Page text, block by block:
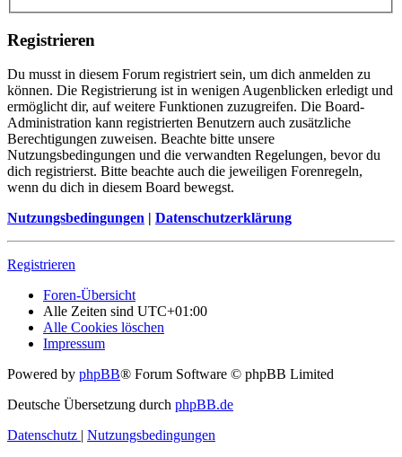
Registrieren
Du musst in diesem Forum registriert sein, um dich anmelden zu
können. Die Registrierung ist in wenigen Augenblicken erledigt und
ermöglicht dir, auf weitere Funktionen zuzugreifen. Die Board-
Administration kann registrierten Benutzern auch zusätzliche
Berechtigungen zuweisen. Beachte bitte unsere
Nutzungsbedingungen und die verwandten Regelungen, bevor du
dich registrierst. Bitte beachte auch die jeweiligen Forenregeln,
wenn du dich in diesem Board bewegst.
Nutzungsbedingungen | Datenschutzerklärung
Registrieren
Foren-Übersicht
Alle Zeiten sind UTC+01:00
Alle Cookies löschen
Impressum
Powered by phpBB® Forum Software © phpBB Limited
Deutsche Übersetzung durch phpBB.de
Datenschutz | Nutzungsbedingungen